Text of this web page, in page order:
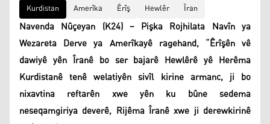
Kurdistan
Amerîka Êrîş Hewlêr Îran
Navenda Nûçeyan (K24) – Pişka Rojhilata Navîn ya
Wezareta Derve ya Amerîkayê ragehand, “Êrîşên vê
dawiyê yên Îranê bo ser bajarê Hewlêrê yê Herêma
Kurdistanê tenê welatiyên sivîl kirine armanc, ji bo
nixavtina reftarên xwe yên ku bûne sedema
neseqamgiriya deverê, Rijêma Îranê xwe ji derewkirinê